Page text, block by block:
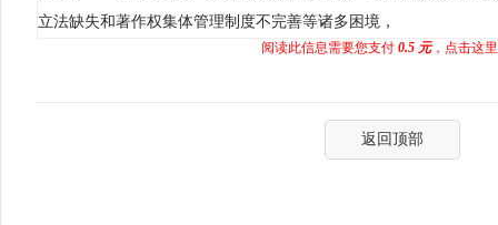
立法缺失和著作权集体管理制度不完善等诸多困境，
阅读此信息需要您支付 0.5 元，点击这
返回顶部